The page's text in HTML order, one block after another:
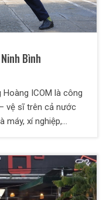
Bình
ICOM là công
vệ sĩ trên cả nước
máy, xí nghiệp,
trưng bày sản
xuất…